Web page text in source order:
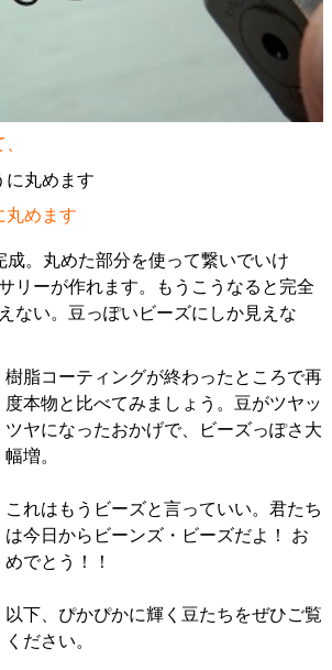
丸めます
成。丸めた部分を使って繋いでいけ
リーが作れます。もうこうなると完全
ない。豆っぽいビーズにしか見えな
樹脂コーティングが終わったところで再
度本物と比べてみましょう。豆がツヤッ
ツヤになったおかげで、ビーズっぽさ大
幅増。
これはもうビーズと言っていい。君たち
は今日からビーンズ・ビーズだよ！ お
めでとう！！
以下、ぴかぴかに輝く豆たちをぜひご覧
ください。